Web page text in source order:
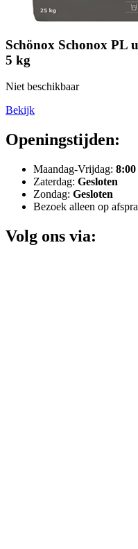
Schönox Schonox PL
5 kg
Niet beschikbaar
Bekijk
Openingstijden:
Maandag-Vrijdag: 8:00
Zaterdag: Gesloten
Zondag: Gesloten
Bezoek alleen op
Volg ons via: